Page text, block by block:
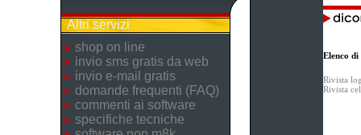
Altri servizi
shop on line
invio sms gratis da web
invio e-mail gratis
domande frequenti (FAQ)
commenti ai software
specifiche tecniche
Elenco
Rivista
Rivista